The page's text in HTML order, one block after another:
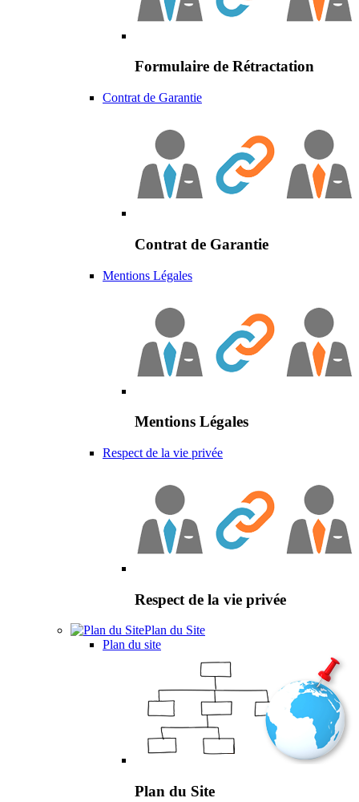
Formulaire de Rétractation
Contrat de Garantie
Contrat de Garantie
Mentions Légales
Mentions Légales
Respect de la vie privée
Respect de la vie privée
Plan du Site
Plan du site
Plan du Site